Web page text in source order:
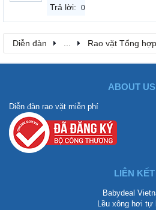
Trả lời: 0
Diễn đàn Rao vặt Tổng hợp
ABOUT US
Diễn đàn rao vặt miễn phí
LIÊN KẾT
Babydeal
Lều xông hơi tự